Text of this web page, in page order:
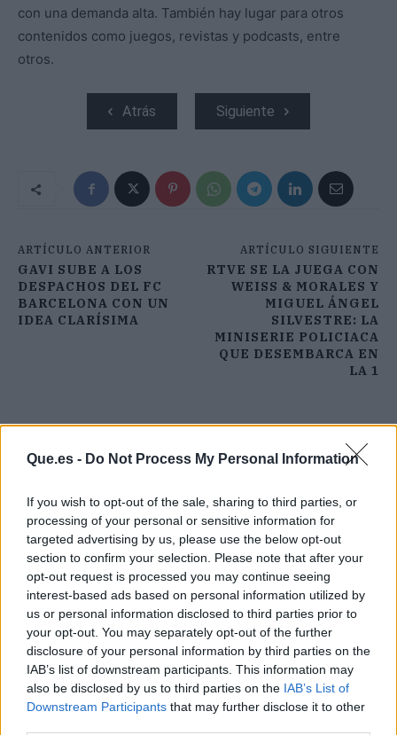
Que.es - Do Not Process My Personal Information
If you wish to opt-out of the sale, sharing to third parties, or
processing of your personal or sensitive information for
targeted advertising by us, please use the below opt-out
section to confirm your selection. Please note that after your
opt-out request is processed you may continue seeing
interest-based ads based on personal information utilized by
us or personal information disclosed to third parties prior to
your opt-out. You may separately opt-out of the further
disclosure of your personal information by third parties on the
IAB’s list of downstream participants. This information may
also be disclosed by us to third parties on the IAB’s List of
Downstream Participants that may further disclose it to other
con una demanda alta. También hay lugar para otros
contenidos como juegos, revistas y podcasts, entre
otros.
Atrás Siguiente
ARTÍCULO ANTERIOR
GAVI SUBE A LOS
DESPACHOS DEL FC
BARCELONA CON UN
IDEA CLARÍSIMA
ARTÍCULO SIGUIENTE
RTVE SE LA JUEGA CON
WEISS & MORALES Y
MIGUEL ÁNGEL
SILVESTRE: LA
MINISERIE POLICIACA
QUE DESEMBARCA EN
LA 1
Publicidad